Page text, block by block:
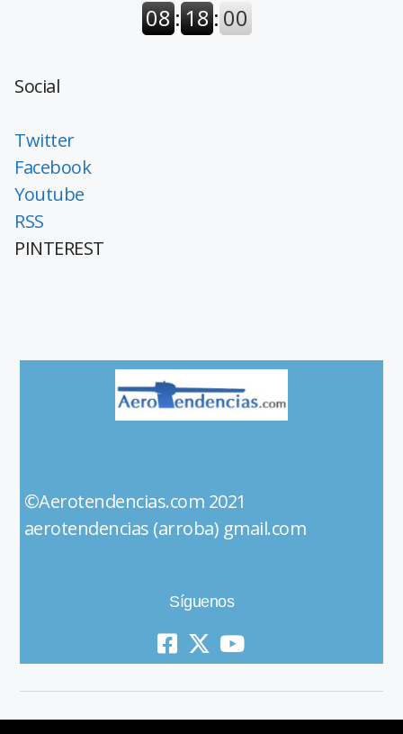
Social
Twitter
Facebook
Youtube
RSS
PINTEREST
©Aerotendencias.com 2021
aerotendencias (arroba) gmail.com
Síguenos